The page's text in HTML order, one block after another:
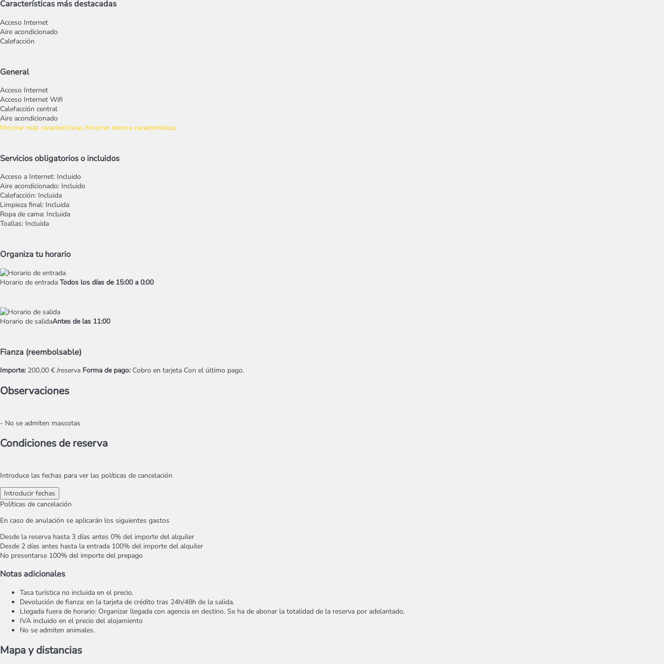
Características más destacadas
Acceso Internet
Aire acondicionado
Calefacción
General
Acceso Internet
Acceso Internet Wifi
Calefacción central
Aire acondicionado
Mostrar más características Mostrar menos características
Servicios obligatorios o incluidos
Acceso a Internet: Incluido
Aire acondicionado: Incluido
Calefacción: Incluida
Limpieza final: Incluida
Ropa de cama: Incluida
Toallas: Incluida
Organiza tu horario
Horario de entrada Todos los días de 15:00 a 0:00
Horario de salidaAntes de las 11:00
Fianza (reembolsable)
Importe: 200,00 € /reserva Forma de pago: Cobro en tarjeta Con el último pago.
Observaciones
- No se admiten mascotas
Condiciones de reserva
Introduce las fechas para ver las políticas de cancelación
Introducir fechas
Políticas de cancelación
En caso de anulación se aplicarán los siguientes gastos
Desde la reserva hasta 3 días antes 0% del importe del alquiler
Desde 2 días antes hasta la entrada 100% del importe del alquiler
No presentarse 100% del importe del prepago
Notas adicionales
Tasa turística no incluida en el precio.
Devolución de fianza: en la tarjeta de crédito tras 24h/48h de la salida.
Llegada fuera de horario: Organizar llegada con agencia en destino. Se ha de abonar la totalidad de la reserva por adelantado.
IVA incluido en el precio del alojamiento
No se admiten animales.
Mapa y distancias